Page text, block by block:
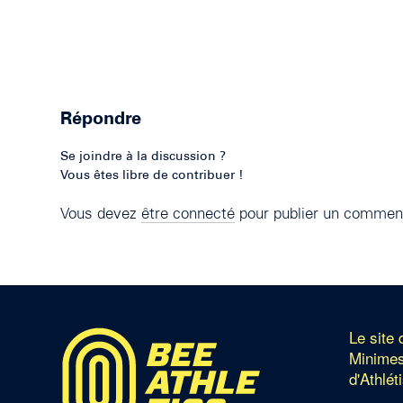
Répondre
Se joindre à la discussion ?
Vous êtes libre de contribuer !
Vous devez être connecté pour publier un
Le site